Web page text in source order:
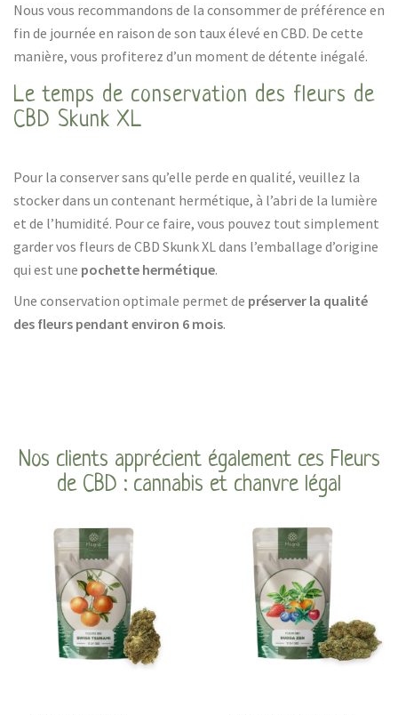
Nous vous recommandons de la consommer de préférence en
fin de journée en raison de son taux élevé en CBD. De cette
manière, vous profiterez d’un moment de détente inégalé.
Le temps de conservation des fleurs de
CBD Skunk XL
Pour la conserver sans qu’elle perde en qualité, veuillez la
stocker dans un contenant hermétique, à l’abri de la lumière
et de l’humidité. Pour ce faire, vous pouvez tout simplement
garder vos fleurs de CBD Skunk XL dans l’emballage d’origine
qui est une pochette hermétique.
Une conservation optimale permet de préserver la qualité
des fleurs pendant environ 6 mois.
Nos clients apprécient également ces Fleurs
de CBD : cannabis et chanvre légal